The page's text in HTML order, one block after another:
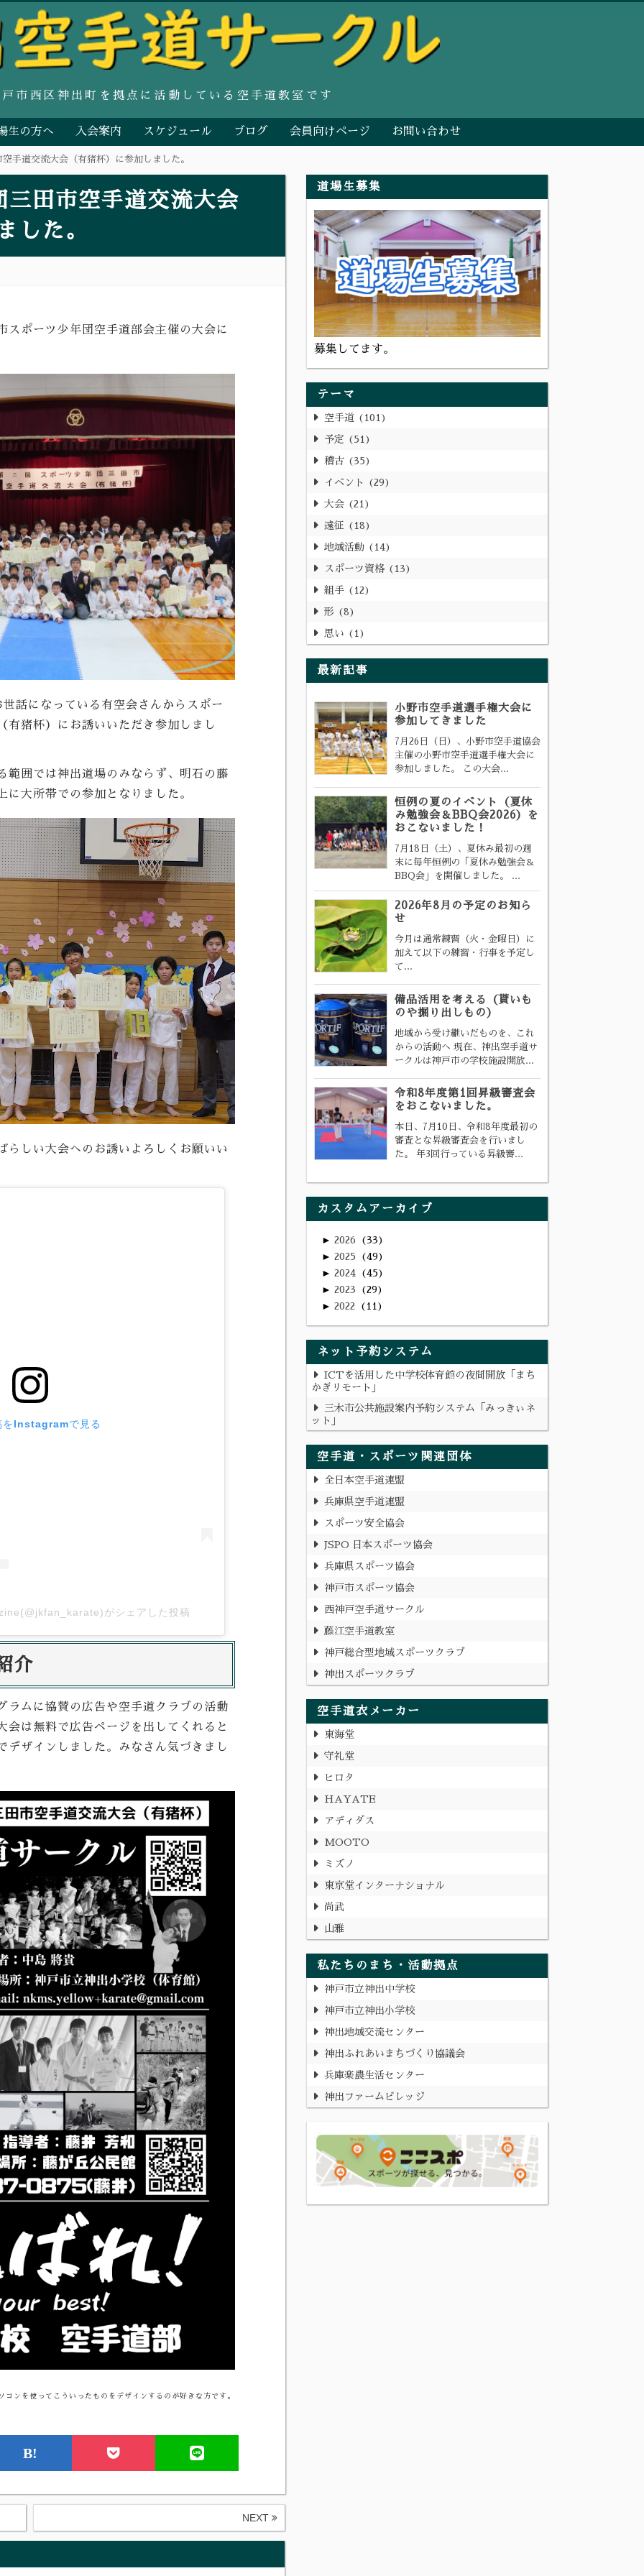
戸市西区神出町を拠点に活動している空手道教室です
生の方へ 入会案内 スケジュール ブログ 会員向けページ お問い合わせ
手道交流大会（有猪杯）に参加しました。
田市空手道交流大会
した。
スポーツ少年団空手道部会主催の大会に
話になっている有空会さんからスポー
有猪杯）にお誘いいただき参加しまし
範囲では神出道場のみならず、明石の藤
大所帯での参加となりました。
らしい大会へのお誘いよろしくお願いい
をInstagramで見る
がシェアした投稿
介
ラムに協賛の広告や空手道クラブの活動
会は無料で広告ページを出してくれると
デザインしました。みなさん気づきまし
コンを使ってこういったものをデザインするのが好きな方です。
B!
NEXT
道場生募集
募集してます。
テーマ
空手道 101
予定 51
稽古 35
イベント 29
大会 21
遠征 18
地域活動 14
スポーツ資格 13
組手 12
形 8
思い 1
最新記事
小野市空手道選手権大会に
参加してきました
7月26日（日）、小野市空手道協会
主催の小野市空手道選手権大会に
参加しました。 この大会...
恒例の夏のイベント（夏休
み勉強会＆BBQ会2026）を
おこないました！
7月18日（土）、夏休み最初の週
末に毎年恒例の「夏休み勉強会＆
BBQ会」を開催しました。 ...
2026年8月の予定のお知ら
せ
今月は通常練習（火・金曜日）に
加えて以下の練習・行事を予定し
て...
備品活用を考える（貰いも
のや掘り出しもの）
地域から受け継いだものを、これ
からの活動へ 現在、神出空手道サ
ークルは神戸市の学校施設開放...
令和8年度第1回昇級審査会
をおこないました。
本日、7月10日、令和8年度最初の
審査とな昇級審査会を行いまし
た。 年3回行っている昇級審...
カスタムアーカイブ
► 2026 33
► 2025 49
► 2024 45
► 2023 29
► 2022 11
ネット予約システム
ICTを活用した中学校体育館の夜間開放「まち
かぎリモート」
三木市公共施設案内予約システム「みっきぃネ
ット」
空手道・スポーツ関連団体
全日本空手道連盟
兵庫県空手道連盟
スポーツ安全協会
JSPO 日本スポーツ協会
兵庫県スポーツ協会
神戸市スポーツ協会
西神戸空手道サークル
藤江空手道教室
神戸総合型地域スポーツクラブ
神出スポーツクラブ
空手道衣メーカー
東海堂
守礼堂
ヒロタ
HAYATE
アディダス
MOOTO
ミズノ
東京堂インターナショナル
尚武
山雅
私たちのまち・活動拠点
神戸市立神出中学校
神戸市立神出小学校
神出地域交流センター
神出ふれあいまちづくり協議会
兵庫楽農生活センター
神出ファームビレッジ